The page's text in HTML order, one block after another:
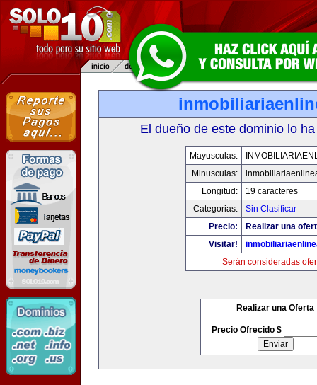
El dueño de este dominio lo
Mayusculas:
Minusculas:
Longitud:
19 caracteres
Categorias:
Sin Clasificar
Precio:
Realizar una
Visitar!
Serán consideradas
Realizar una Oferta
Precio Ofrecido $